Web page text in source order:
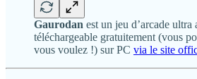
Gaurodan est un jeu d’arcade ultra
téléchargeable gratuitement (vous
vous voulez !) sur PC via le site